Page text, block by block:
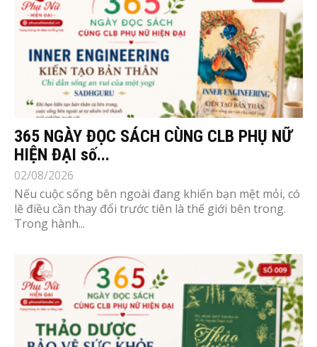
365 NGÀY ĐỌC SÁCH CÙNG CLB PHỤ NỮ
HIỆN ĐẠI số...
02/08/2026
Nếu cuộc sống bên ngoài đang khiến bạn mệt mỏi, có
lẽ điều cần thay đổi trước tiên là thế giới bên trong.
Trong hành...